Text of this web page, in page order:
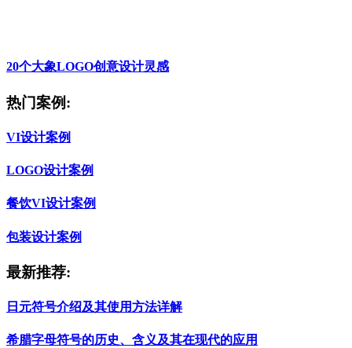
20个大象LOGO创意设计灵感
热门案例:
VI设计案例
LOGO设计案例
餐饮VI设计案例
包装设计案例
最新推荐:
日元符号介绍及其使用方法详解
希腊字母符号的历史、含义及其在现代的应用